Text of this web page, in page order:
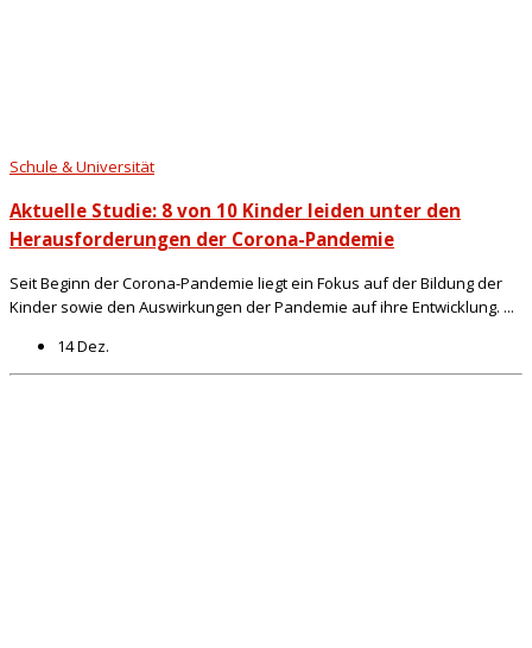
Schule & Universität
Aktuelle Studie: 8 von 10 Kinder leiden unter den
Herausforderungen der Corona-Pandemie
Seit Beginn der Corona-Pandemie liegt ein Fokus auf der Bildung der
Kinder sowie den Auswirkungen der Pandemie auf ihre Entwicklung. ...
14 Dez.